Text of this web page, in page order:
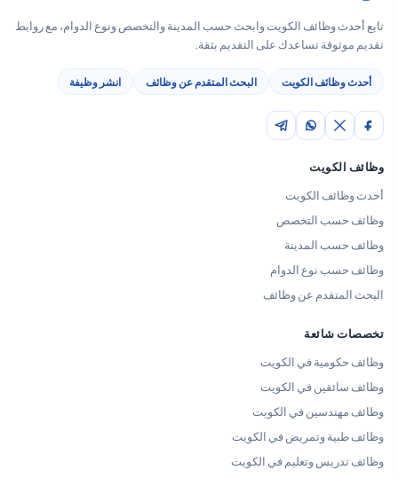
تابع أحدث وظائف الكويت وابحث حسب المدينة والتخصص ونوع الدوام، مع روابط
تقديم موثوقة تساعدك على التقديم بثقة.
أحدث وظائف الكويت البحث المتقدم عن وظائف انشر وظيفة
وظائف الكويت
أحدث وظائف الكويت
وظائف حسب التخصص
وظائف حسب المدينة
وظائف حسب نوع الدوام
البحث المتقدم عن وظائف
تخصصات شائعة
وظائف حكومية في الكويت
وظائف سائقين في الكويت
وظائف مهندسين في الكويت
وظائف طبية وتمريض في الكويت
وظائف تدريس وتعليم في الكويت